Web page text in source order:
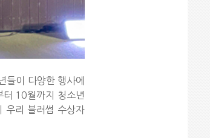
들이 다양한 행사에
터 10월까지 청소년
우리 블러썸 수상자